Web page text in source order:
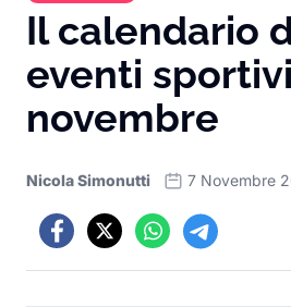
Il calendario
eventi
novembre
Nicola Simonutti 7 Novembre